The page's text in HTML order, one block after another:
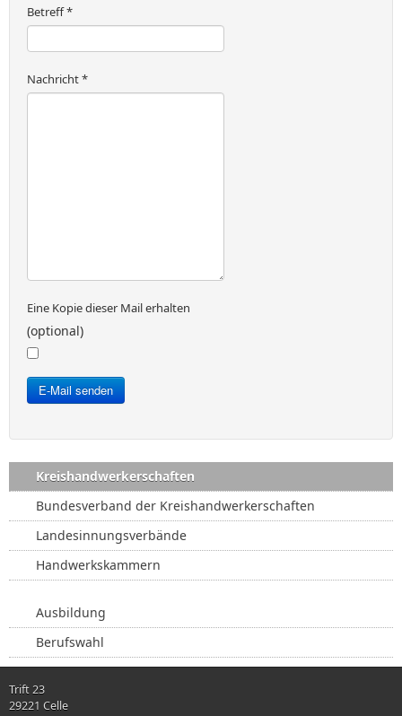
Betreff*
Nachricht*
Eine Kopie dieser Mail erhalten
(optional)
E-Mail senden
Kreishandwerkerschaften
Bundesverband der Kreishandwerkerschaften
Landesinnungsverbände
Handwerkskammern
Ausbildung
Berufswahl
Trift 23
29221 Celle